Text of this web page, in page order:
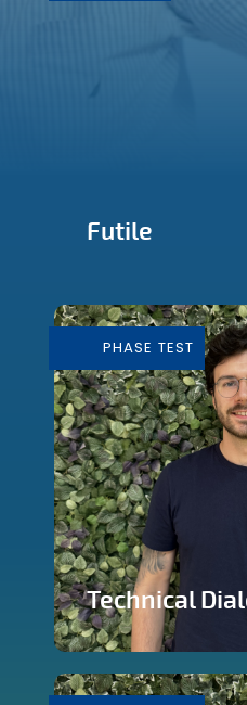
Futile
durable
En savoir plus
PHASE TEST
Technical
artistique